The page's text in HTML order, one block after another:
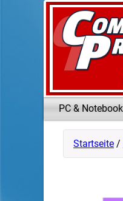
Zum Inhalt springen
PC & Notebook
Startseite /